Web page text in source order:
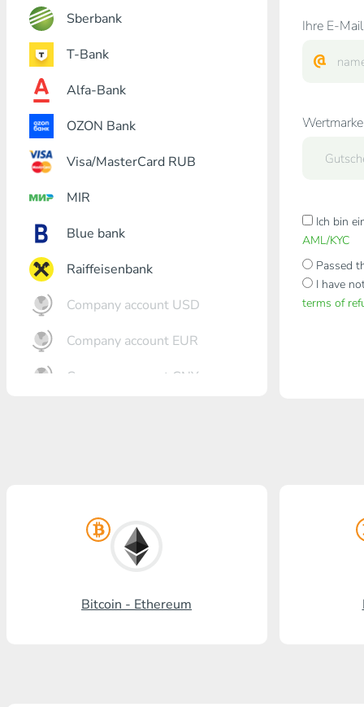
Sberbank
T-Bank
Alfa-Bank
OZON Bank
Visa/MasterCard RUB
MIR
Blue bank
Raiffeisenbank
Company account USD
Company account EUR
Company account CNY
Promsvyazbank
Russischer Standart
Ihre E-Mail
Wertmarke
Ich bin
AML/KYC
Passed
I have
terms of
Bitcoin - Ethereum